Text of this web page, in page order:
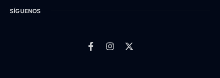
SÍGUENOS